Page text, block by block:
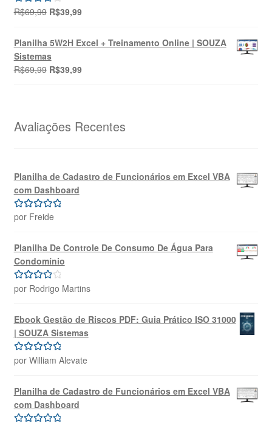
Avaliação
R$69,99 O
original
era:
R$69,99.
R$39,99O
atual
é:
R$39,99.
Planilha 5W2H Excel + Treinamento Online | SOUZA
Sistemas
R$69,99 O
R$69,99.
R$39,99O
R$39,99.
Avaliações Recentes
Planilha de Cadastro de Funcionários em Excel VBA
com Dashboard
Avaliação5
por Freide
Planilha De Controle De Consumo De Água Para
Condomínio
Avaliação
por Rodrigo Martins
Ebook Gestão de Riscos PDF: Guia Prático ISO 31000
| SOUZA Sistemas
Avaliação5
por William Alevate
Planilha de Cadastro de Funcionários em Excel VBA
com Dashboard